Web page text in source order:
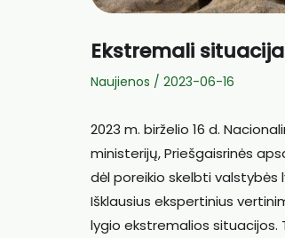
Ekstremali
Naujienos / 2023-06-16
2023 m. birželio 16 d.
ministerijų, Priešgaisrinės
dėl poreikio skelbti
Išklausius ekspertinius
lygio ekstremalios situacijos.